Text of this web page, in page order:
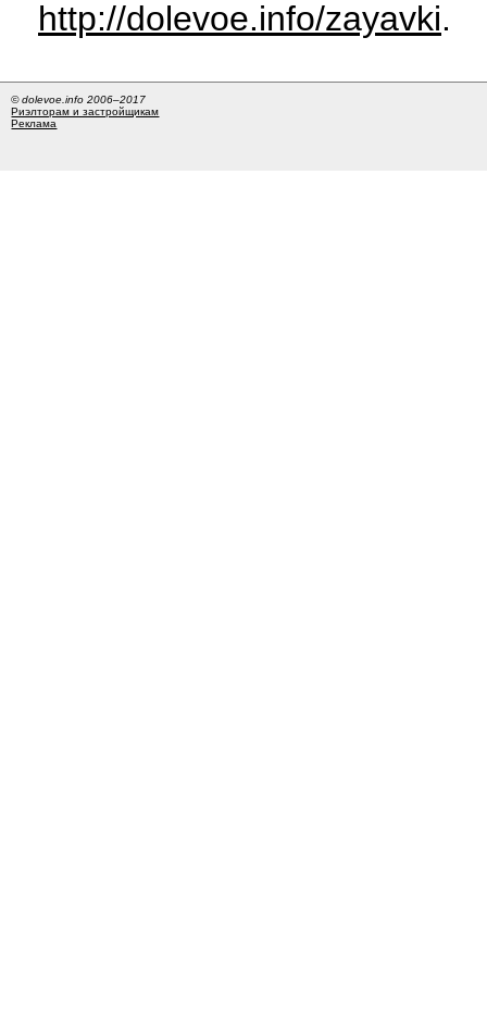
http://dolevoe.info/zayavki.
© dolevoe.info 2006–2017
Риэлторам и застройщикам
Реклама